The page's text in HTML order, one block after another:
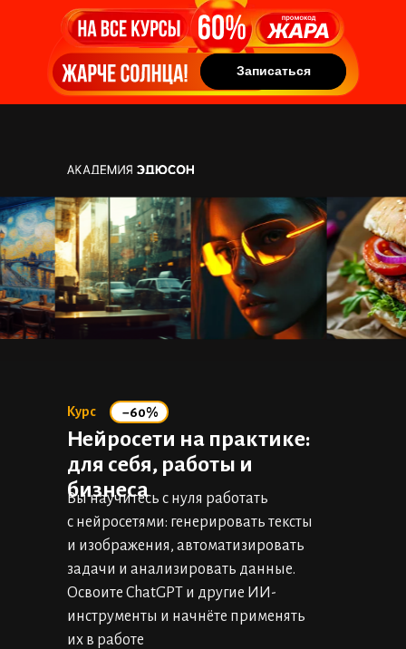
Записаться
Записаться
Нейросети на практике:
для себя, работы и
бизнеса
Курс
Вы научитесь с нуля работать
с нейросетями: генерировать тексты
и изображения, автоматизировать
задачи и анализировать данные.
Освоите ChatGPT и другие ИИ-
инструменты и начнёте применять
их в работе
−60%